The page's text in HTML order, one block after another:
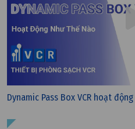
Dynamic Pass Box VCR hoạt